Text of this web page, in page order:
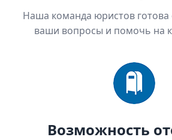
Наша команда юристов готова
ваши вопросы и помочь на
Возможность